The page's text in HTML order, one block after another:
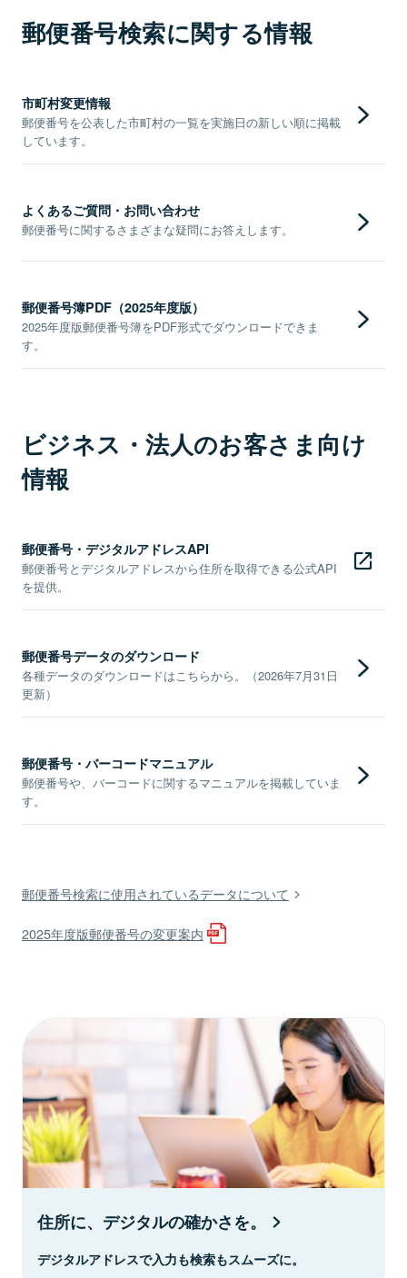
郵便番号検索に関する情報
市町村変更情報
郵便番号を公表した市町村の一覧を実施日の新しい順に掲載
しています。
よくあるご質問・お問い合わせ
郵便番号に関するさまざまな疑問にお答えします。
郵便番号簿PDF（2025年度版）
2025年度版郵便番号簿をPDF形式でダウンロードできま
す。
ビジネス・法人のお客さま向け
情報
郵便番号・デジタルアドレスAPI
郵便番号とデジタルアドレスから住所を取得できる公式API
を提供。
郵便番号データのダウンロード
各種データのダウンロードはこちらから。（2026年7月31日
更新）
郵便番号・バーコードマニュアル
郵便番号や、バーコードに関するマニュアルを掲載していま
す。
郵便番号検索に使用されているデータについて
2025年度版郵便番号の変更案内
住所に、デジタルの確かさを。
デジタルアドレスで入力も検索もスムーズに。